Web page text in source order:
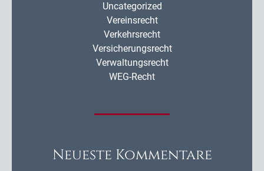
Uncategorized
Vereinsrecht
Verkehrsrecht
Versicherungsrecht
Verwaltungsrecht
WEG-Recht
Neueste Kommentare